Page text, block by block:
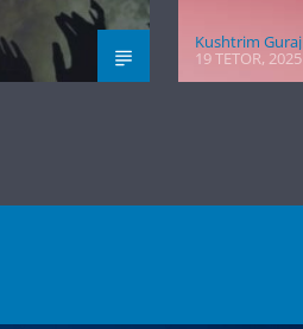
Kushtrim Guraj
19 TETOR, 2025